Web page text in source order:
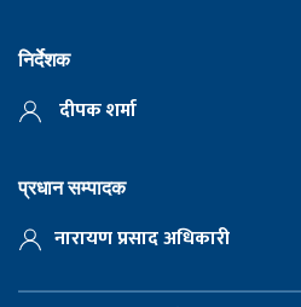
निर्देशक
दीपक शर्मा
प्रधान सम्पादक
नारायण प्रसाद अधिकारी